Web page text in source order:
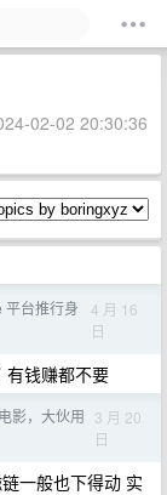
02-02 20:30:36
台推行身
4 月 16
日
有钱赚都不要
影，大伙用 3 月 20
日
一般也下得动 实